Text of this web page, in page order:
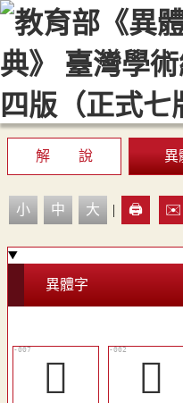
::: 最新消息 常見問題
顯示模式
網站
解 說 異
小 中 大 | 🖨️ ✉️
異體字
󵀖 𢘿